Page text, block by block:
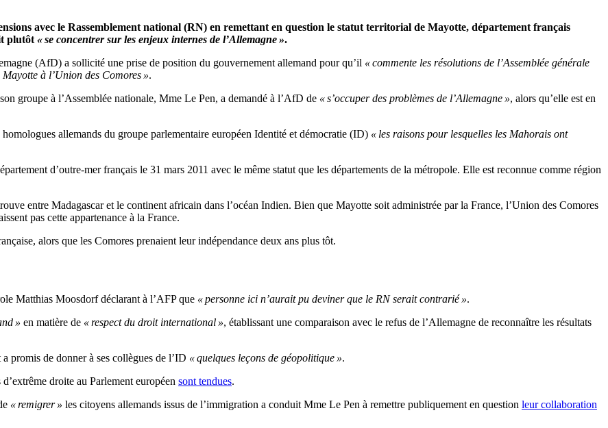
avec le Rassemblement national (RN) en remettant en question le statut territorial de Mayotte, département français
plutôt « se concentrer sur les enjeux internes de l’Allemagne ».
(AfD) a sollicité une prise de position du gouvernement allemand pour qu’il « commente les résolutions de l’Assemblée générale
à l’Union des Comores ».
groupe à l’Assemblée nationale, Mme Le Pen, a demandé à l’AfD de « s’occuper des problèmes de l’Allemagne », alors qu’elle est en
allemands du groupe parlementaire européen Identité et démocratie (ID) « les raisons pour lesquelles les Mahorais ont
d’outre-mer français le 31 mars 2011 avec le même statut que les départements de la métropole. Elle est reconnue comme région
entre Madagascar et le continent africain dans l’océan Indien. Bien que Mayotte soit administrée par la France, l’Union des Comores
pas cette appartenance à la France.
alors que les Comores prenaient leur indépendance deux ans plus tôt.
Matthias Moosdorf déclarant à l’AFP que « personne ici n’aurait pu deviner que le RN serait contrarié ».
» en matière de « respect du droit international », établissant une comparaison avec le refus de l’Allemagne de reconnaître les résultats
a promis de donner à ses collègues de l’ID « quelques leçons de géopolitique ».
droite au Parlement européen sont tendues.
« remigrer » les citoyens allemands issus de l’immigration a conduit Mme Le Pen à remettre publiquement en question leur collaboration